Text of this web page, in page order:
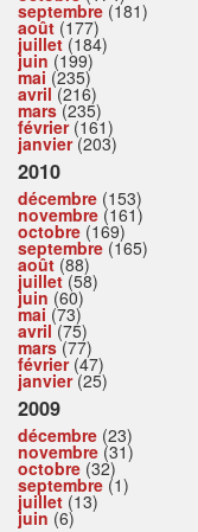
septembre (181)
août (177)
juillet(184)
juin (199)
mai (235)
avril(216)
mars(235)
février(161)
janvier(203)
2010
décembre (153)
novembre (161)
octobre (169)
septembre (165)
août (88)
juillet(58)
juin (60)
mai (73)
avril(75)
mars(77)
février(47)
janvier(25)
2009
décembre (23)
novembre (31)
octobre (32)
septembre (1)
juillet (13)
juin (6)